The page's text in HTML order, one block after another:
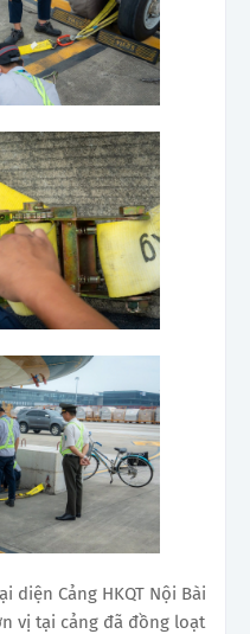
diện Cảng HKQT Nội Bài
vị tại cảng đã đồng loạt